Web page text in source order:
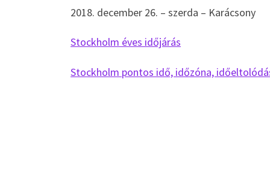
2018. december 26. – szerda – Karácsony
Stockholm éves időjárás
Stockholm pontos idő, időzóna,